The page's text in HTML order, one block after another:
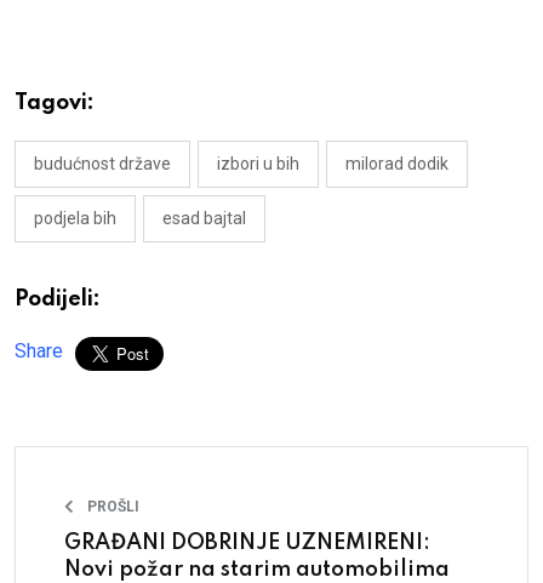
Tagovi:
budućnost države izbori u bih milorad dodik
podjela bih esad bajtal
Podijeli:
Share
PROŠLI
GRAĐANI DOBRINJE UZNEMIRENI:
Novi požar na starim automobilima